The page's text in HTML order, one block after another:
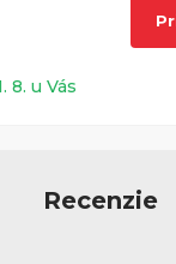
8. u Vás
Recenzie